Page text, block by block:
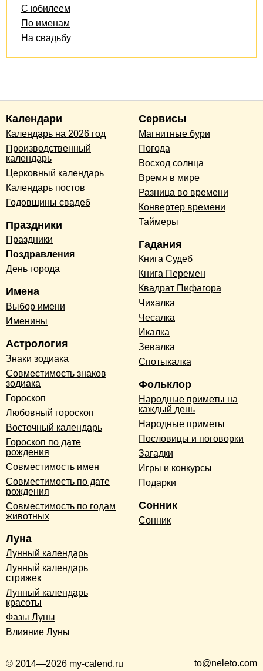
С юбилеем
По именам
На свадьбу
Календари
Календарь на 2026 год
Производственный
календарь
Церковный календарь
Календарь постов
Годовщины свадеб
Праздники
Праздники
Поздравления
День города
Имена
Выбор имени
Именины
Астрология
Знаки зодиака
Совместимость знаков
зодиака
Гороскоп
Любовный гороскоп
Восточный календарь
Гороскоп по дате
рождения
Совместимость имен
Совместимость по дате
рождения
Совместимость по годам
животных
Луна
Лунный календарь
Лунный календарь
стрижек
Лунный календарь
красоты
Фазы Луны
Влияние Луны
Сервисы
Магнитные бури
Погода
Восход солнца
Время в мире
Разница во времени
Конвертер времени
Таймеры
Гадания
Книга Судеб
Книга Перемен
Квадрат Пифагора
Чихалка
Чесалка
Икалка
Зевалка
Спотыкалка
Фольклор
Народные приметы на
каждый день
Народные приметы
Пословицы и поговорки
Загадки
Игры и конкурсы
Подарки
Сонник
Сонник
© 2014—2026 my-calend.ru to@neleto.com